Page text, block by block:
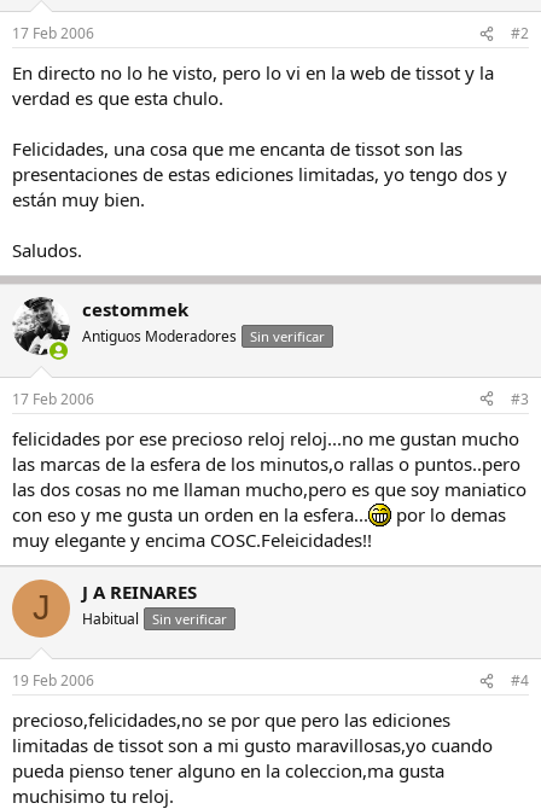
17 Feb 2006 #2
En directo no lo he visto, pero lo vi en la web de tissot y la
verdad es que esta chulo.
Felicidades, una cosa que me encanta de tissot son las
presentaciones de estas ediciones limitadas, yo tengo dos y
están muy bien.
Saludos.
cestommek
Antiguos Moderadores Sin verificar
17 Feb 2006 #3
felicidades por ese precioso reloj reloj...no me gustan mucho
las marcas de la esfera de los minutos,o rallas o puntos..pero
las dos cosas no me llaman mucho,pero es que soy maniatico
con eso y me gusta un orden en la esfera...
por lo demas
muy elegante y encima COSC.Feleicidades!!
J J A REINARES
Habitual Sin verificar
19 Feb 2006 #4
precioso,felicidades,no se por que pero las ediciones
limitadas de tissot son a mi gusto maravillosas,yo cuando
pueda pienso tener alguno en la coleccion,ma gusta
muchisimo tu reloj.